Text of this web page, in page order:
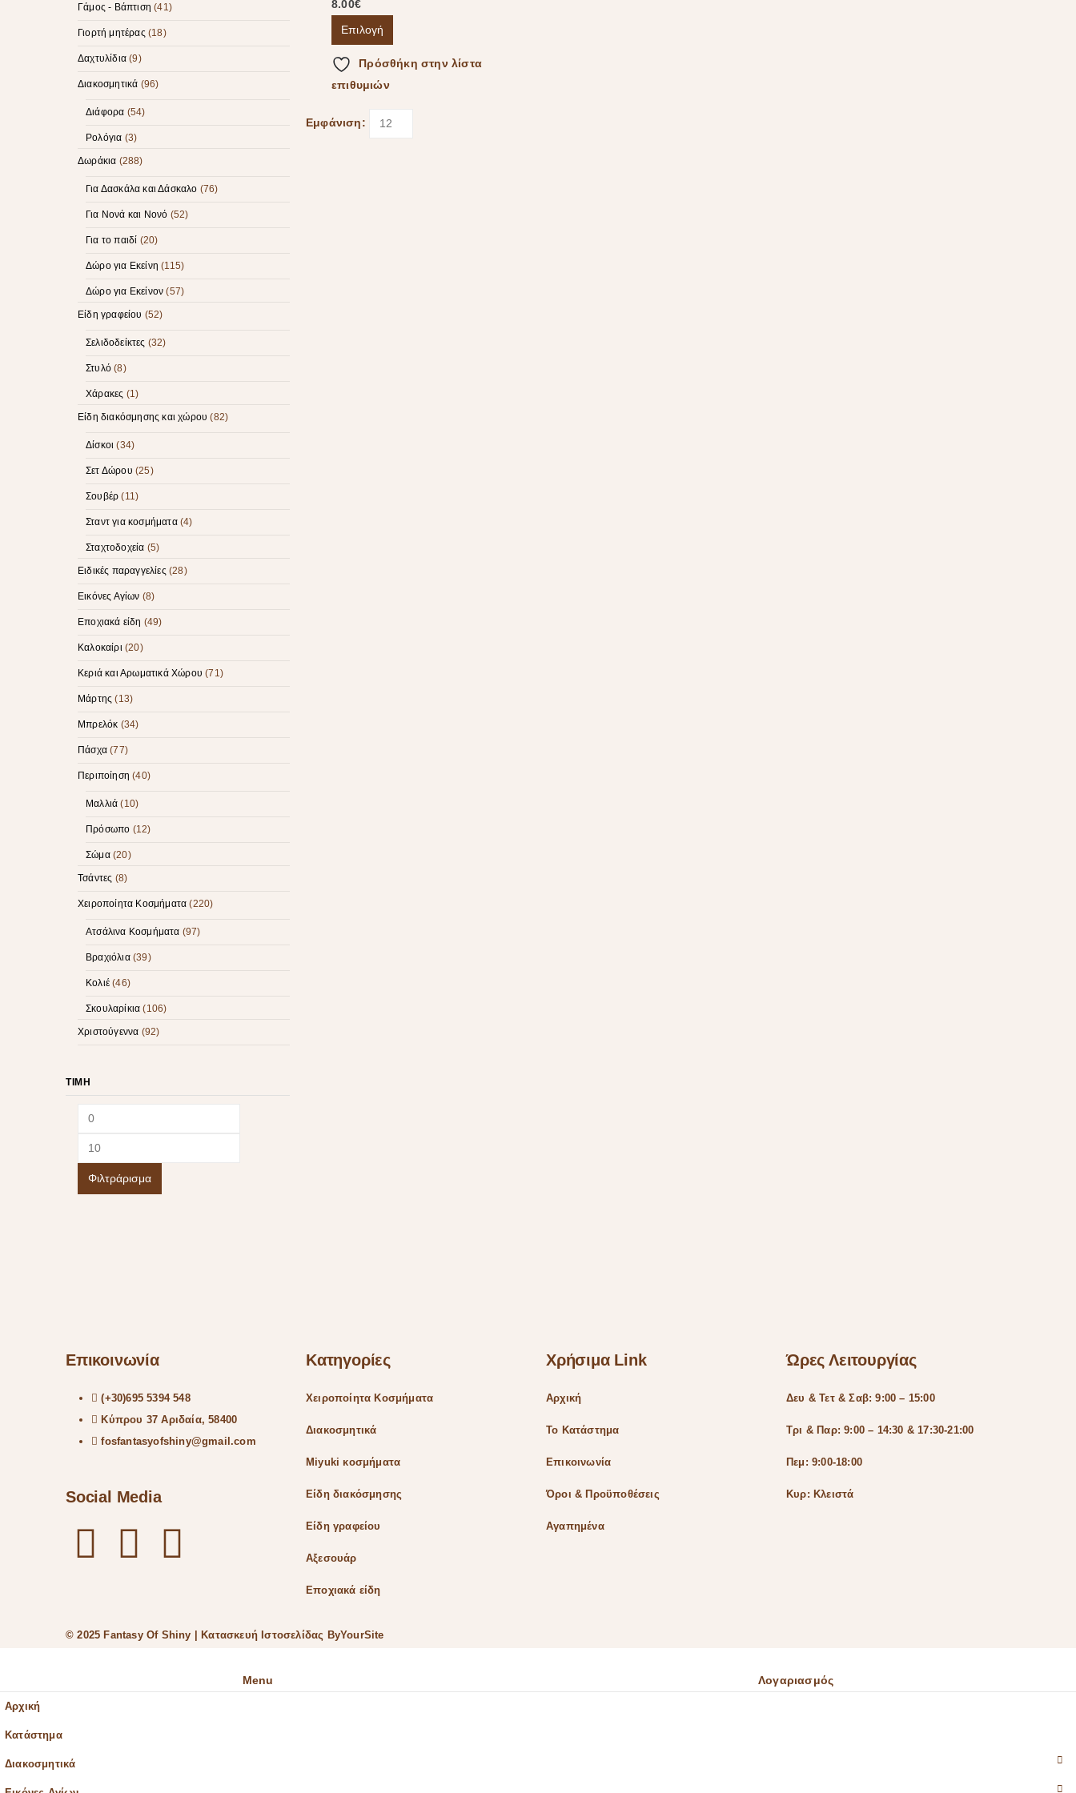
8.00€
Επιλογή
Πρόσθήκη στην λίστα
επιθυμιών
Εμφάνιση:
Γάμος - Βάπτιση (41)
Γιορτή μητέρας (18)
Δαχτυλίδια (9)
Διακοσμητικά (96)
Διάφορα (54)
Ρολόγια (3)
Δωράκια (288)
Για Δασκάλα και Δάσκαλο (76)
Για Νονά και Νονό (52)
Για το παιδί (20)
Δώρο για Εκείνη (115)
Δώρο για Εκείνον (57)
Είδη γραφείου (52)
Σελιδοδείκτες (32)
Στυλό (8)
Χάρακες (1)
Είδη διακόσμησης και χώρου (82)
Δίσκοι (34)
Σετ Δώρου (25)
Σουβέρ (11)
Σταντ για κοσμήματα (4)
Σταχτοδοχεία (5)
Ειδικές παραγγελίες (28)
Εικόνες Αγίων (8)
Εποχιακά είδη (49)
Καλοκαίρι (20)
Κεριά και Αρωματικά Χώρου (71)
Μάρτης (13)
Μπρελόκ (34)
Πάσχα (77)
Περιποίηση (40)
Μαλλιά (10)
Πρόσωπο (12)
Σώμα (20)
Τσάντες (8)
Χειροποίητα Κοσμήματα (220)
Ατσάλινα Κοσμήματα (97)
Βραχιόλια (39)
Κολιέ (46)
Σκουλαρίκια (106)
Χριστούγεννα (92)
ΤΙΜΉ
Φιλτράρισμα
Επικοινωνία
(+30)695 5394 548
Κύπρου 37 Αριδαία, 58400
fosfantasyofshiny@gmail.com
Social Media
Κατηγορίες
Χειροποίητα Κοσμήματα
Διακοσμητικά
Miyuki κοσμήματα
Είδη διακόσμησης
Είδη γραφείου
Αξεσουάρ
Εποχιακά είδη
Χρήσιμα Link
Αρχική
Το Κατάστημα
Επικοινωνία
Όροι & Προϋποθέσεις
Αγαπημένα
Ώρες Λειτουργίας
Δευ & Τετ & Σαβ: 9:00 – 15:00
Τρι & Παρ: 9:00 – 14:30 & 17:30-21:00
Πεμ: 9:00-18:00
Κυρ: Κλειστά
© 2025 Fantasy Of Shiny | Κατασκευή Ιστοσελίδας ByYourSite
Menu Λογαριασμός
Αρχική
Κατάστημα
Διακοσμητικά